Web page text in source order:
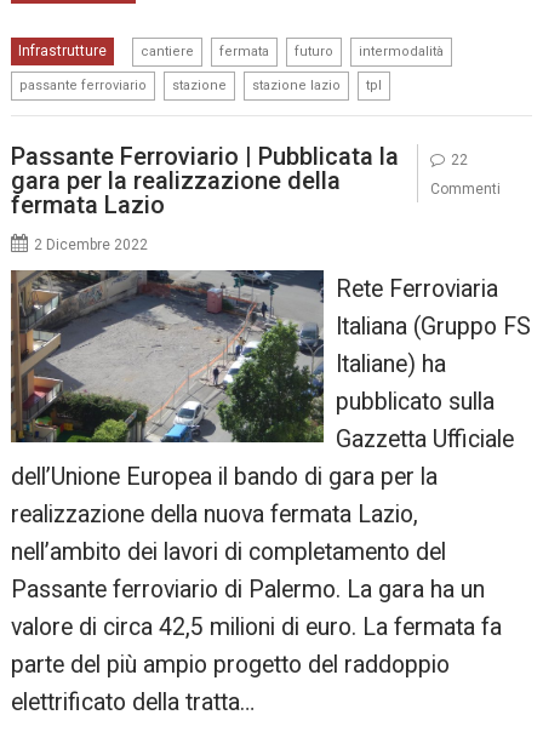
Infrastrutture cantiere fermata futuro intermodalità
passante ferroviario stazione stazione lazio tpl
Passante Ferroviario | Pubblicata la
gara per la realizzazione della
fermata Lazio
2 Dicembre 2022
Rete Ferroviaria
Italiana (Gruppo FS
Italiane) ha
pubblicato sulla
Gazzetta Ufficiale
dell’Unione Europea il bando di gara per la
realizzazione della nuova fermata Lazio,
nell’ambito dei lavori di completamento del
Passante ferroviario di Palermo. La gara ha un
valore di circa 42,5 milioni di euro. La fermata fa
parte del più ampio progetto del raddoppio
elettrificato della tratta…
22
Commenti